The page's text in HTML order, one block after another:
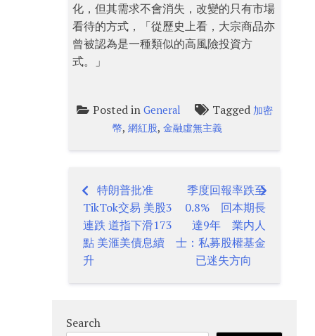
化，但其需求不會消失，改變的只有市場
看待的方式，「從歷史上看，大宗商品亦
曾被認為是一種類似的高風險投資方
式。」
Posted in General Tagged 加密
幣,網紅股,金融虛無主義
Post
navigation
特朗普批准
TikTok交易 美股3
連跌 道指下滑173
點 美滙美債息續
升
季度回報率跌至
0.8% 回本期長
達9年 業内人
士：私募股權基金
已迷失方向
Search